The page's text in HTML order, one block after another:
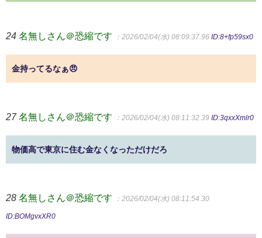
24 名無しさん＠恐縮です ：2026/02/04(水) 08:09:37.96 ID:8+fp59sx0
金持ってるなぁ😠
27 名無しさん＠恐縮です ：2026/02/04(水) 08:11:32.39 ID:3qxxXmlr0
物価高で東京に住む金なくなっただけだろ
28 名無しさん＠恐縮です ：2026/02/04(水) 08:11:54.30
ID:BOMgvxXR0